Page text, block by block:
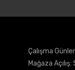
Çalışma
Mağaza